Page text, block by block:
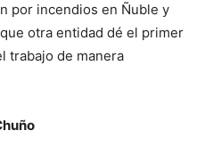
por incendios en Ñuble y
otra entidad dé el primer
trabajo de manera